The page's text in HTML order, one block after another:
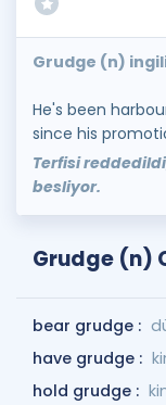
Grudge (n)
He's been
since his
Terfisi
besliyor.
Grudge (n)
bear grudge :
have grudge :
hold grudge :